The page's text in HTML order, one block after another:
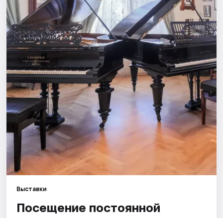
Города
Площадки
Артисты
Рейтинги
Выставки
Посещение постоянной